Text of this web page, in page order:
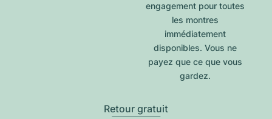
engagement pour toutes
les montres
immédiatement
disponibles. Vous ne
payez que ce que vous
gardez.
Retour gratuit